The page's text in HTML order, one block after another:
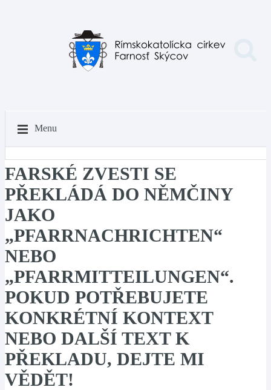
Menu
FARSKÉ ZVESTI SE
PŘEKLÁDÁ DO NĚMČINY
JAKO
„PFARRNACHRICHTEN“
NEBO
„PFARRMITTEILUNGEN“.
POKUD POTŘEBUJETE
KONKRÉTNÍ KONTEXT
NEBO DALŠÍ TEXT K
PŘEKLADU, DEJTE MI
VĚDĚT!